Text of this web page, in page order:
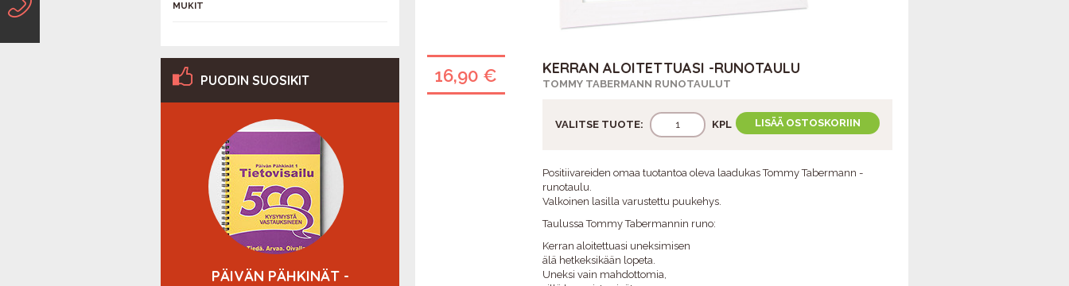
KERRAN ALOITETTUASI -RUNOTAULU
TOMMY TABERMANN RUNOTAULUT
VALITSE TUOTE: KPL LISÄÄ OSTOSKORIIN
Positiivareiden omaa tuotantoa oleva laadukas Tommy Tabermann -
runotaulu.
Valkoinen lasilla varustettu puukehys.
Taulussa Tommy Tabermannin runo:
Kerran aloitettuasi uneksimisen
älä hetkeksikään lopeta.
Uneksi vain mahdottomia,
16,90 €
MUKIT
PUODIN SUOSIKIT
PÄIVÄN PÄHKINÄT -
VUOSIMUKI 1976